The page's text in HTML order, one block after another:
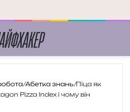
/Абетка знань/Піца як
Pizza Index і чому він